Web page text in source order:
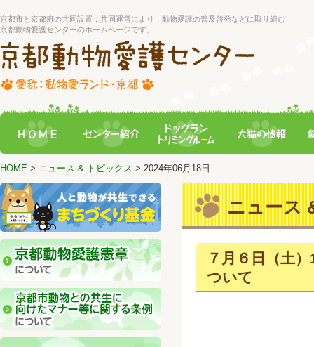
京都市と京都府の共同設置，共同運営により，動物愛護の普及啓発などに取り組む
京都動物愛護センターのホームページです。
HOME > ニュース & トピックス > 2024年06月18日
ニュース
７月６日（土
ついて